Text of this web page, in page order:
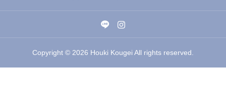
Copyright © 2026 Houki Kougei All rights reserved.